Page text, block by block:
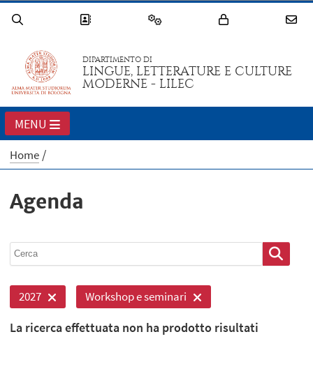
DIPARTIMENTO DI
LINGUE, LETTERATURE E CULTURE
MODERNE - LILEC
MENU
Home
Agenda
2027 Workshop e seminari
La ricerca effettuata non ha prodotto risultati